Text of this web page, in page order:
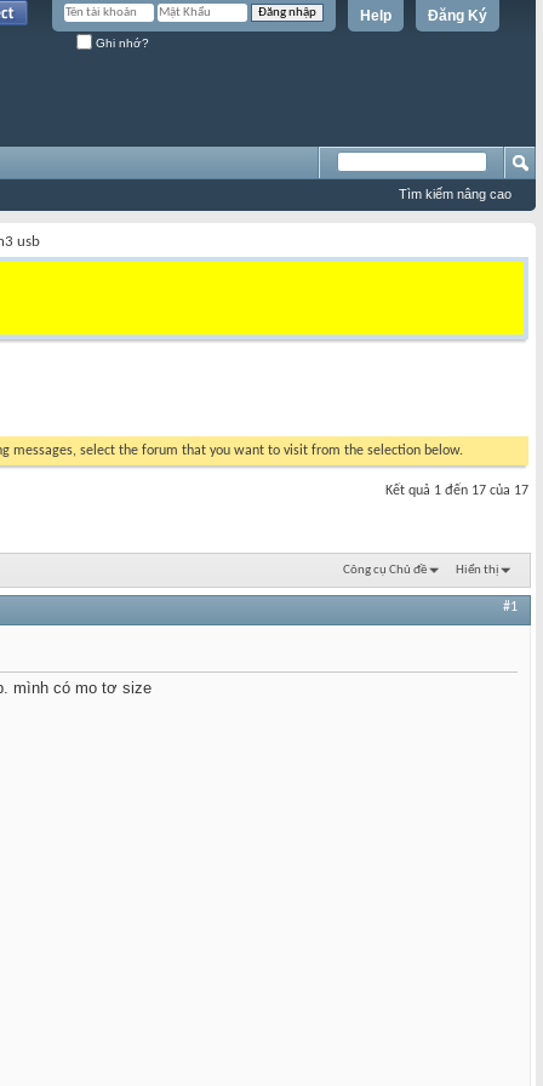
Đăng Ký
Help
Ghi nhớ?
Tìm kiếm nâng cao
usb
messages, select the forum that you want to visit from the selection below.
Kết quả 1 đến 17 của 17
Công cụ Chủ đề Hiển thị
#1
mình có mo tơ size